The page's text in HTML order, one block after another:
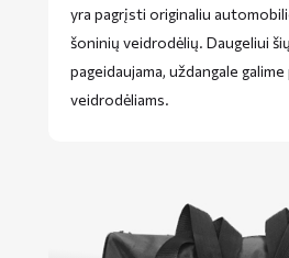
yra pagrįsti originaliu
šoninių veidrodėlių. Daugeliui
pageidaujama, uždangale
veidrodėliams.